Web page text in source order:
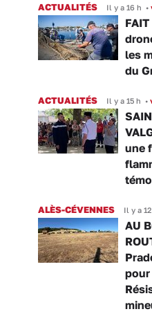
ACTUALITÉS Il y a 16 h •
les
du
ACTUALITÉS Il y a 15 h •
une
ALÈS-CÉVENNES Il y a
AU
pour